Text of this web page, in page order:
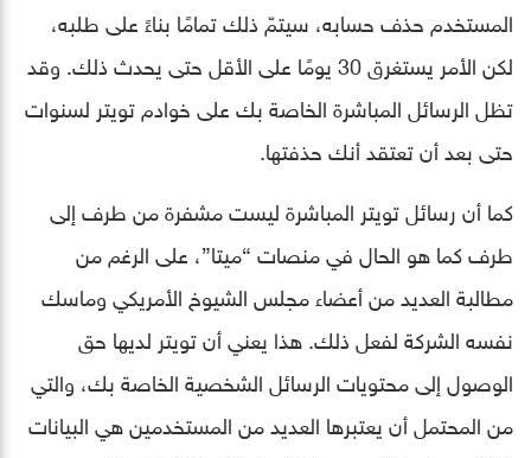
المستخدم حذف حسابه، سيتمّ ذلك تمامًا بناءً على طلبه،
لكن الأمر يستغرق 30 يومًا على الأقل حتى يحدث ذلك. وقد
تظل الرسائل المباشرة الخاصة بك على خوادم تويتر لسنوات
حتى بعد أن تعتقد أنك حذفتها.
كما أن رسائل تويتر المباشرة ليست مشفرة من طرف إلى
طرف كما هو الحال في منصات “ميتا”، على الرغم من
مطالبة العديد من أعضاء مجلس الشيوخ الأمريكي وماسك
نفسه الشركة لفعل ذلك. هذا يعني أن تويتر لديها حق
الوصول إلى محتويات الرسائل الشخصية الخاصة بك، والتي
من المحتمل أن يعتبرها العديد من المستخدمين هي البيانات